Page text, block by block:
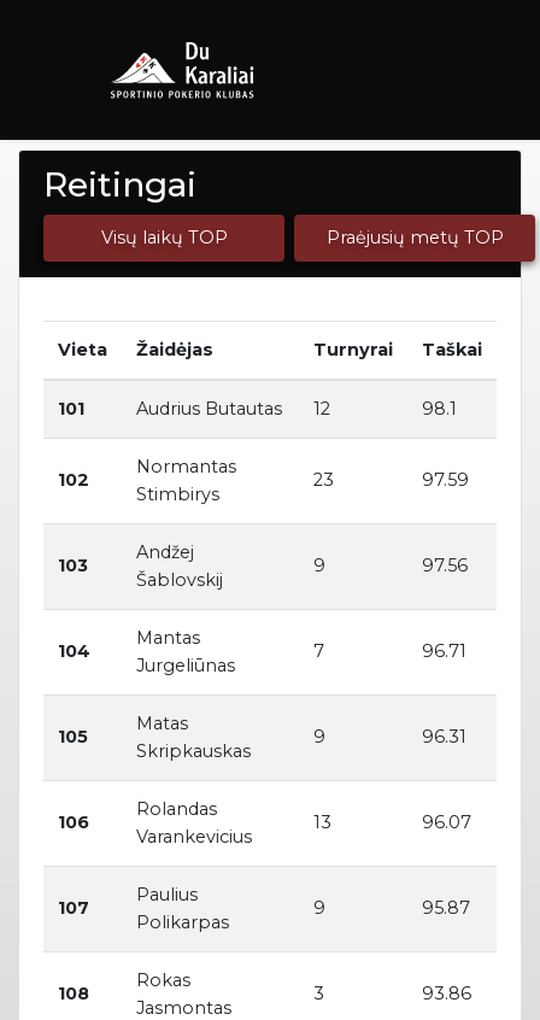
Reitingai
Visų laikų TOP Praėjusių metų TOP
Vieta Žaidėjas Turnyrai Taškai
101 Audrius Butautas 12 98.1
102
Normantas
Stimbirys
23 97.59
103
Andžej
Šablovskij
9 97.56
104
Mantas
Jurgeliūnas
7 96.71
105
Matas
Skripkauskas
9 96.31
106
Rolandas
Varankevicius
13 96.07
107
Paulius
Polikarpas
9 95.87
108
Rokas
Jasmontas
3 93.86